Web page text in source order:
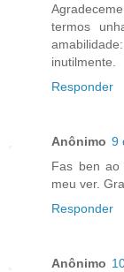
termos
inutilmente.
Responder
Anônimo 9
Fas ben ao
meu ver.
Responder
Anônimo